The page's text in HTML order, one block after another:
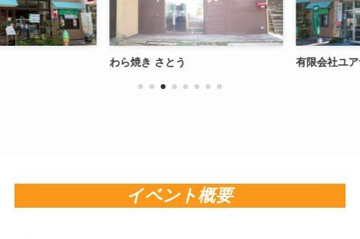
わら焼き さとう 有限会社ユアサ
イベント概要